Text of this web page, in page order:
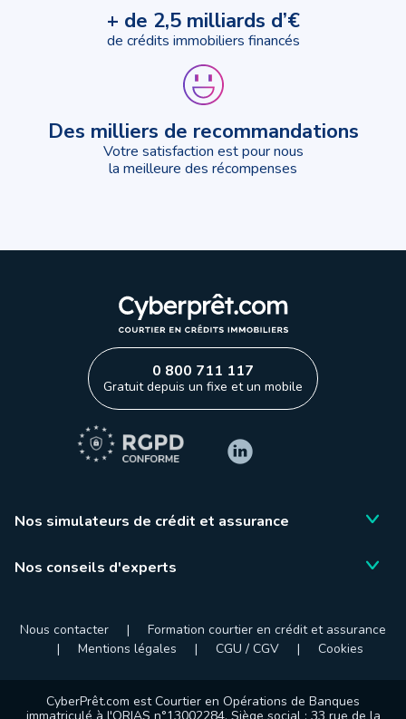
+ de 2,5 milliards d’€
de crédits immobiliers financés
Des milliers de recommandations
Votre satisfaction est pour nous
la meilleure des récompenses
0 800 711 117
Gratuit depuis un fixe et un mobile
Nos simulateurs de crédit et assurance
Nos conseils d'experts
Nous contacter |
Formation courtier en crédit et assurance
|
Mentions légales | CGU / CGV | Cookies
CyberPrêt.com est Courtier en Opérations de Banques